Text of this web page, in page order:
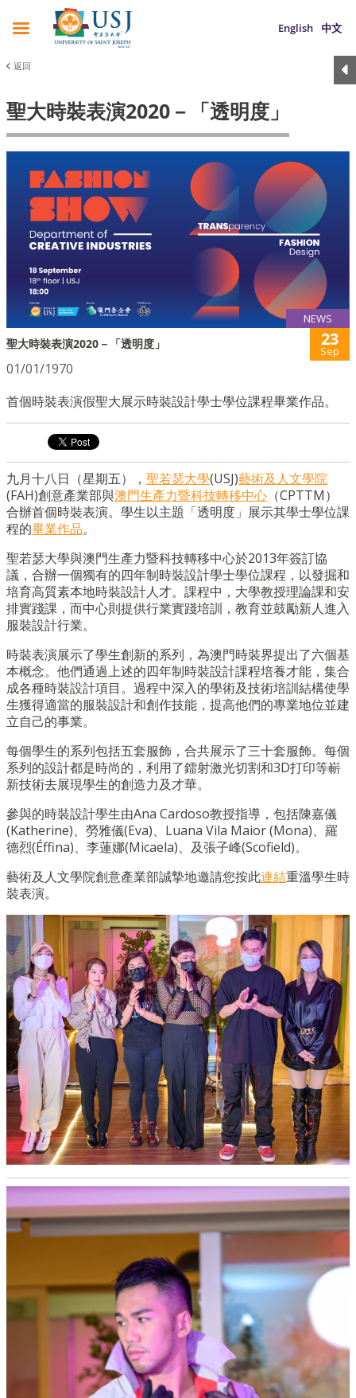
English 中文
返回
聖大時裝表演2020－「透明度」
NEWS
聖大時裝表演2020－「透明度」 23
Sep
01/01/1970
首個時裝表演假聖大展示時裝設計學士學位課程畢業作品。
九月十八日（星期五）， 聖若瑟大學(USJ)藝術及人文學院
(FAH)創意產業部與澳門生產力暨科技轉移中心 （CPTTM）
合辦首個時裝表演。學生以主題「透明度」展示其學士學位課
程的畢業作品。
聖若瑟大學與澳門生產力暨科技轉移中心於2013年簽訂協
議，合辦一個獨有的四年制時裝設計學士學位課程，以發掘和
培育高質素本地時裝設計人才。課程中，大學教授理論課和安
排實踐課，而中心則提供行業實踐培訓，教育並鼓勵新人進入
服裝設計行業。
時裝表演展示了學生創新的系列，為澳門時裝界提出了六個基
本概念。他們通過上述的四年制時裝設計課程培養才能，集合
成各種時裝設計項目。 過程中深入的學術及技術培訓結構使學
生獲得適當的服裝設計和創作技能，提高他們的專業地位並建
立自己的事業。
每個學生的系列包括五套服飾，合共展示了三十套服飾。每個
系列的設計都是時尚的，利用了鐳射激光切割和3D打印等嶄
新技術去展現學生的創造力及才華。
參與的時裝設計學生由Ana Cardoso教授指導，包括陳嘉儀
(Katherine)、勞雅儀(Eva)、Luana Vila Maior (Mona)、羅
德烈(Éffina)、李蓮娜(Micaela)、及張子峰(Scofield)。
藝術及人文學院創意產業部誠摯地邀請您按此連結重溫學生時
裝表演。